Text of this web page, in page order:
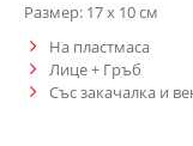
Размер: 17 х 10 см
На пластмаса
Лице + Гръб
Със закачалка и